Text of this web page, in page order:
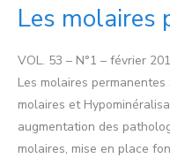
Les molaires
VOL. 53 – N°1 – février
Les molaires
molaires et
augmentation des
molaires, mise en place
Les
permanentes